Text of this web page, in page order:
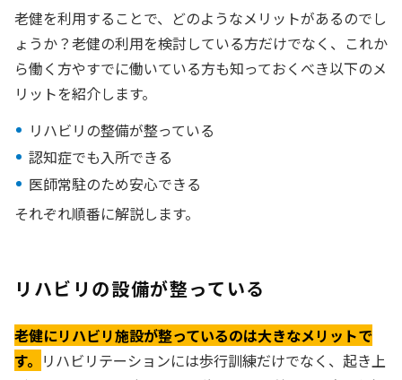
老健を利用することで、どのようなメリットがあるのでし
ょうか？老健の利用を検討している方だけでなく、これか
ら働く方やすでに働いている方も知っておくべき以下のメ
リットを紹介します。
リハビリの整備が整っている
認知症でも入所できる
医師常駐のため安心できる
それぞれ順番に解説します。
リハビリの設備が整っている
老健にリハビリ施設が整っているのは大きなメリットで
す。 リハビリテーションには歩行訓練だけでなく、起き上